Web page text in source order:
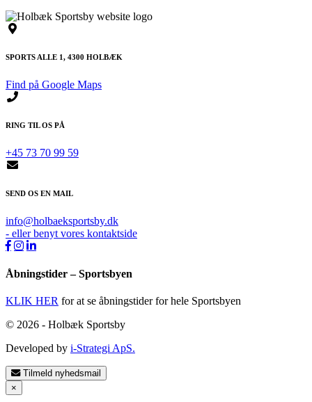
SPORTS ALLE 1, 4300 HOLBÆK
Find på Google Maps
RING TIL OS PÅ
+45 73 70 99 59
SEND OS EN MAIL
info@holbaeksportsby.dk
- eller benyt vores kontaktside
Åbningstider – Sportsbyen
KLIK HER for at se åbningstider for hele Sportsbyen
© 2026 - Holbæk Sportsby
Developed by i-Strategi ApS.
Tilmeld nyhedsmail
×